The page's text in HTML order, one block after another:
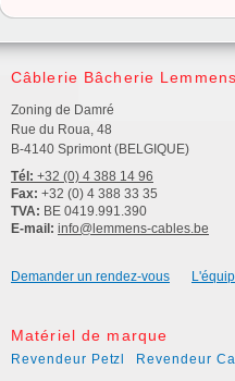
Câblerie Bâcherie Lemmens
Zoning de Damré
Rue du Roua, 48
B-4140 Sprimont (BELGIQUE)
Tél: +32 (0) 4 388 14 96
Fax: +32 (0) 4 388 33 35
TVA: BE 0419.991.390
E-mail: info@lemmens-cables.be
Demander un rendez-vous
Matériel de marque
Revendeur Petzl Revendeur